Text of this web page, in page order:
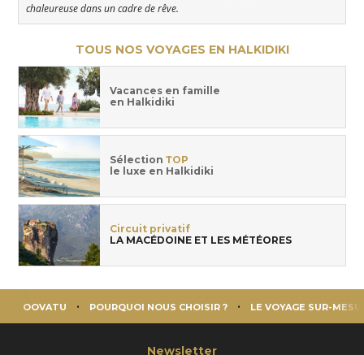
chaleureuse dans un cadre de rêve.
TOUS NOS VOYAGES EN HALKIDIKI
Vacances en famille
en Halkidiki
Sélection TOP
le luxe en Halkidiki
Circuit privatif
LA MACÉDOINE ET LES MÉTÉORES
OOVATU POURQUOI NOUS CHOISIR ? LE VOYAGE SUR-
Newsletter